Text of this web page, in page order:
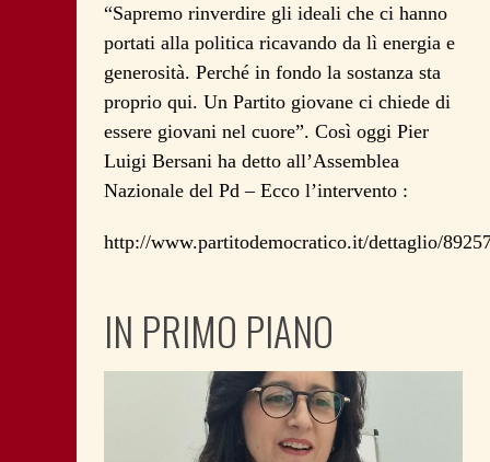
“Sapremo rinverdire gli ideali che ci hanno
portati alla politica ricavando da lì energia e
generosità. Perché in fondo la sostanza sta
proprio qui. Un Partito giovane ci chiede di
essere giovani nel cuore”. Così oggi Pier
Luigi Bersani ha detto all’Assemblea
Nazionale del Pd – Ecco l’intervento :
http://www.partitodemocratico.it/dettaglio/
IN PRIMO PIANO